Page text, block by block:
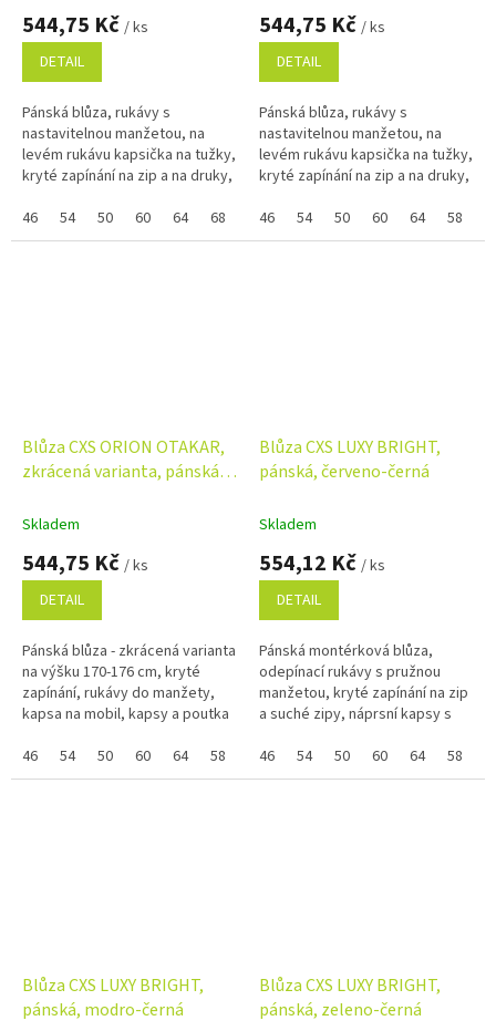
544,75 Kč / ks
DETAIL
Pánská blůza, rukávy s
nastavitelnou manžetou, na
levém rukávu kapsička na tužky,
kryté zapínání na zip a na druky,
boční kapsy, pas na bocích do...
46 54 50 60 64 68 58 44 48 52 56 66
544,75 Kč / ks
DETAIL
Pánská blůza, rukávy s
nastavitelnou manžetou, na
levém rukávu kapsička na tužky,
kryté zapínání na zip a na druky,
boční kapsy, pas na bocích do...
46 54 50 60 64 58
Blůza CXS ORION OTAKAR,
zkrácená varianta, pánská,
Skladem
544,75 Kč / ks
DETAIL
Pánská blůza - zkrácená varianta
na výšku 170-176 cm, kryté
zapínání, rukávy do manžety,
kapsa na mobil, kapsy a poutka
doplňky. Pokud nejde vybrat...
46 54 50 60 64 58 48 52 56 62
Blůza CXS LUXY BRIGHT,
pánská, červeno-černá
Skladem
554,12 Kč / ks
DETAIL
Pánská montérková blůza,
odepínací rukávy s pružnou
manžetou, kryté zapínání na zip
a suché zipy, náprsní kapsy s
na zip, jednoduché boční
kapsy,...
46 54 50 60 64 58
Blůza CXS LUXY BRIGHT,
pánská, modro-černá
Blůza CXS LUXY BRIGHT,
pánská, zeleno-černá